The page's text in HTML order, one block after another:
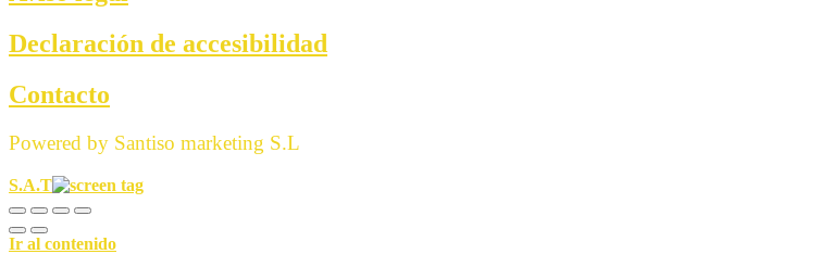
Declaración de accesibilidad
Contacto
Powered by Santiso marketing S.L
S.A.T
Ir al contenido